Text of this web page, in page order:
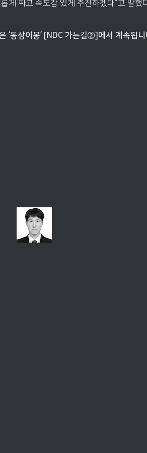
게 짜고 속도감 있게 추진하겠다”고 말했
‘동상이몽’ [NDC 가는길②]에서 계속됩니